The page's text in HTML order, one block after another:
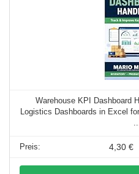
Warehouse KPI Dashboard
Logistics Dashboards in Excel
4,30 €